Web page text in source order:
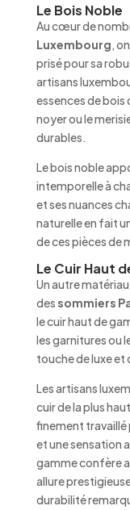
Le Bois Noble
Au cœur de
Luxembourg,
prisé pour sa
artisans
essences de bois
noyer ou le
durables.
Le bois noble
intemporelle à
et ses nuances
naturelle en fait
de ces pièces de
Le Cuir Haut
Un autre
des sommiers
le cuir haut de
les garnitures ou
touche de luxe et
Les artisans
cuir de la plus
finement
et une sensation
gamme confère
allure
durabilité